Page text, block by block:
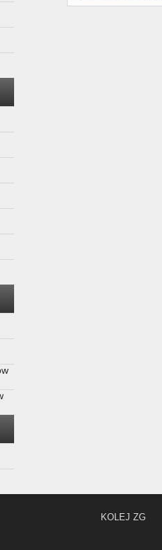
KOLEJ ZG